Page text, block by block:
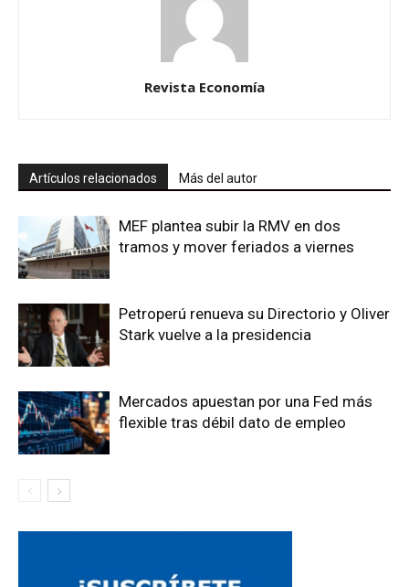
Revista Economía
Artículos relacionados Más del autor
MEF plantea subir la RMV en dos
tramos y mover feriados a viernes
Petroperú renueva su Directorio y Oliver
Stark vuelve a la presidencia
Mercados apuestan por una Fed más
flexible tras débil dato de empleo